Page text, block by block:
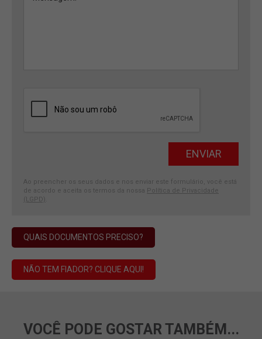
Ao preencher os seus dados e nos enviar este formulário, você está
de acordo e aceita os termos da nossa
Política de Privacidade
(LGPD)
QUAIS DOCUMENTOS PRECISO?
NÃO TEM FIADOR? CLIQUE AQUI!
VOCÊ PODE GOSTAR TAMBÉM...